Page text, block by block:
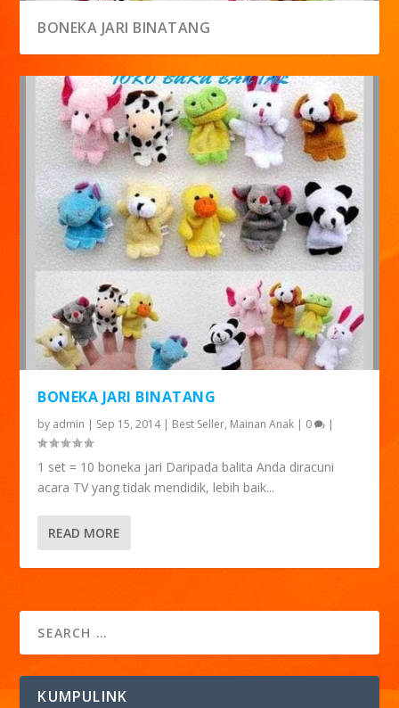
BONEKA JARI BINATANG
BONEKA JARI BINATANG
by admin | Sep 15, 2014| Best Seller, Mainan Anak | 0 |
1 set = 10 boneka jari Daripada balita Anda diracuni
acara TV yang tidak mendidik, lebih baik...
READ MORE
KUMPULINK